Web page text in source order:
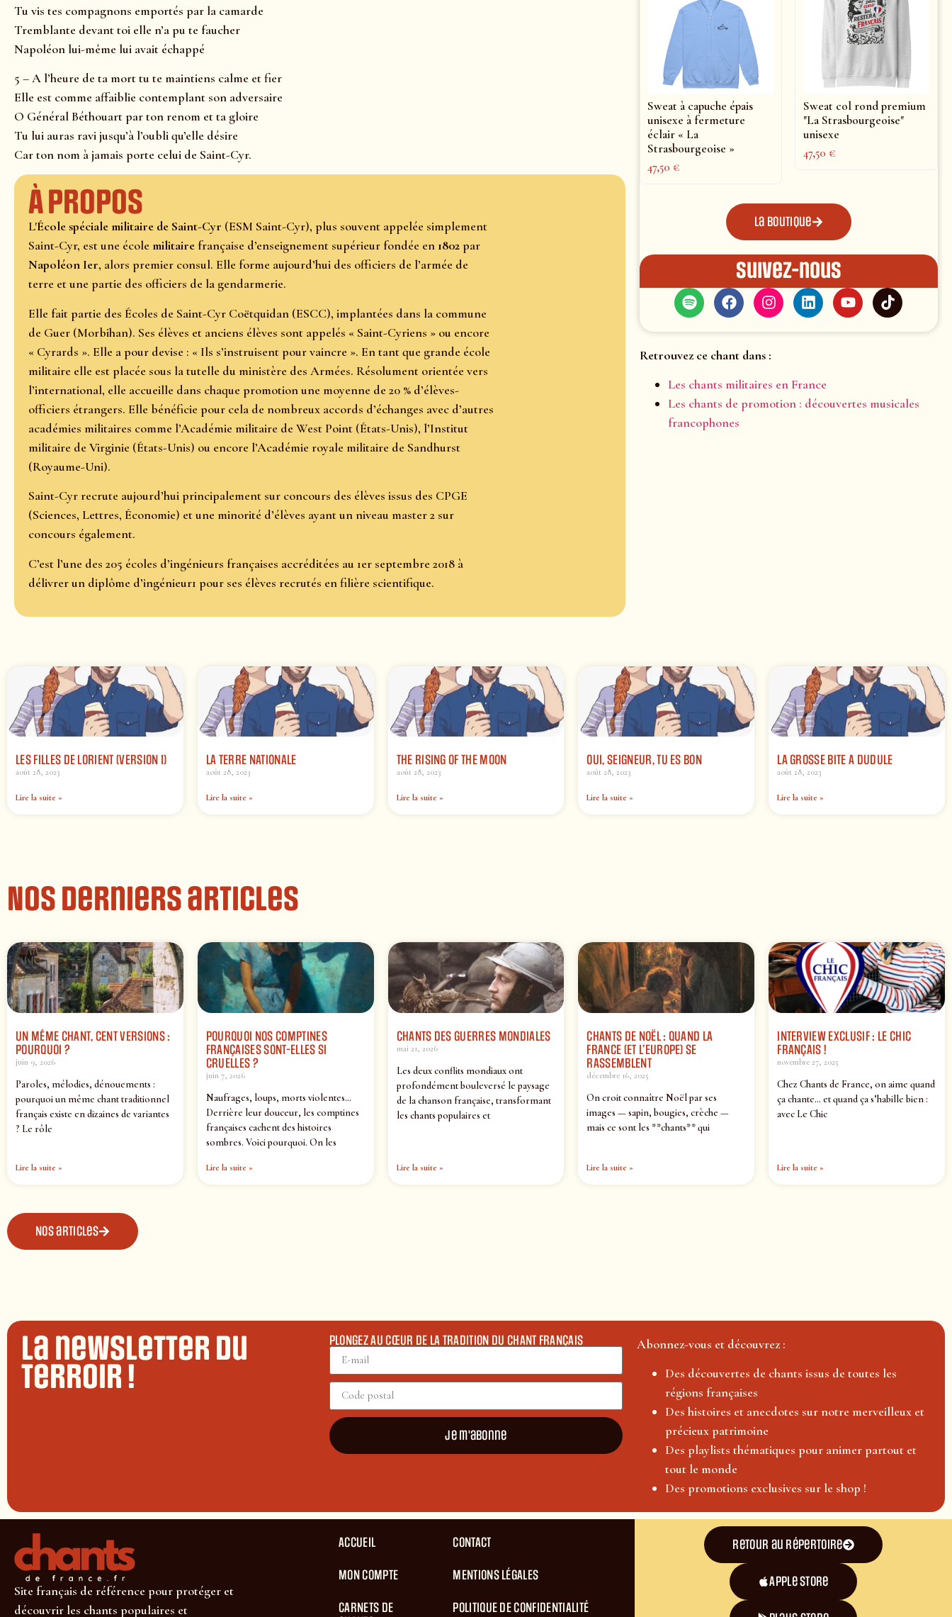
Tu vis tes compagnons emportés par la camarde
Tremblante devant toi elle n’a pu te faucher
Napoléon lui-même lui avait échappé
5 – A l’heure de ta mort tu te maintiens calme et fier
Elle est comme affaiblie contemplant son adversaire
O Général Béthouart par ton renom et ta gloire
Tu lui auras ravi jusqu’à l’oubli qu’elle désire
Car ton nom à jamais porte celui de Saint-Cyr.
À propos
L'École spéciale militaire de Saint-Cyr (ESM Saint-Cyr), plus souvent appelée simplement
Saint-Cyr, est une école militaire française d’enseignement supérieur fondée en 1802par
Napoléon Ier, alors premier consul. Elle forme aujourd’hui des officiers de l’armée de
terre et une partie des officiers de la gendarmerie.
Elle fait partie des Écoles de Saint-Cyr Coëtquidan (ESCC), implantées dans la commune
de Guer (Morbihan). Ses élèves et anciens élèves sont appelés « Saint-Cyriens » ou encore
« Cyrards ». Elle a pour devise : « Ils s’instruisent pour vaincre ». En tant que grande école
militaire elle est placée sous la tutelle du ministère des Armées. Résolument orientée vers
l’international, elle accueille dans chaque promotion une moyenne de 20 % d’élèves-
officiers étrangers. Elle bénéficie pour cela de nombreux accords d’échanges avec d’autres
académies militaires comme l’Académie militaire de West Point (États-Unis), l’Institut
militaire de Virginie (États-Unis) ou encore l’Académie royale militaire de Sandhurst
(Royaume-Uni).
Saint-Cyr recrute aujourd’hui principalement sur concours des élèves issus des CPGE
(Sciences, Lettres, Économie) et une minorité d’élèves ayant un niveau master 2 sur
concours également.
C’est l’une des 205 écoles d’ingénieurs françaises accréditées au 1er septembre 2018 à
délivrer un diplôme d’ingénieur1 pour ses élèves recrutés en filière scientifique.
Sweat à capuche épais
unisexe à fermeture
éclair « La
Strasbourgeoise »
47,50€
Sweat col rond premium
"La Strasbourgeoise"
unisexe
47,50€
La boutique
Suivez-nous
Retrouvez ce chant dans :
Les chants militaires en France
Les chants de promotion : découvertes musicales
francophones
LES FILLES DE LORIENT (VERSION 1)
août 28, 2023
Lire la suite »
LA TERRE NATIONALE
août 28, 2023
Lire la suite »
THE RISING OF THE MOON
août 28, 2023
Lire la suite »
OUI, SEIGNEUR, TU ES BON
août 28, 2023
Lire la suite »
LA GROSSE BITE A DUDULE
août 28, 2023
Lire la suite »
Nos derniers articles
UN MÊME CHANT, CENT VERSIONS :
POURQUOI ?
juin 9, 2026
Paroles, mélodies, dénouements :
pourquoi un même chant traditionnel
français existe en dizaines de variantes
? Le rôle
Lire la suite »
POURQUOI NOS COMPTINES
FRANÇAISES SONT-ELLES SI
CRUELLES ?
juin 7, 2026
Naufrages, loups, morts violentes…
Derrière leur douceur, les comptines
françaises cachent des histoires
sombres. Voici pourquoi. On les
Lire la suite »
CHANTS DES GUERRES MONDIALES
mai 21, 2026
Les deux conflits mondiaux ont
profondément bouleversé le paysage
de la chanson française, transformant
les chants populaires et
Lire la suite »
CHANTS DE NOËL : QUAND LA
FRANCE (ET L’EUROPE) SE
RASSEMBLENT
décembre 16, 2025
On croit connaître Noël par ses
images — sapin, bougies, crèche —
mais ce sont les **chants** qui
Lire la suite »
INTERVIEW EXCLUSIF : LE CHIC
FRANÇAIS !
novembre 27, 2025
Chez Chants de France, on aime quand
ça chante… et quand ça s’habille bien :
avec Le Chic
Lire la suite »
Nos articles
La newsletter du
terroir !
PLONGEZ AU CŒUR DE LA TRADITION DU CHANT FRANÇAIS
Je m'abonne
Abonnez-vous et découvrez :
Des découvertes de chants issus de toutes les
régions françaises
Des histoires et anecdotes sur notre merveilleux et
précieux patrimoine
Des playlists thématiques pour animer partout et
tout le monde
Des promotions exclusives sur le shop !
Site français de référence pour protéger et
découvrir les chants populaires et
ACCUEIL
MON COMPTE
CARNETS DE
CONTACT
MENTIONS LÉGALES
POLITIQUE DE CONFIDENTIALITÉ
Retour au répertoire
Apple Store